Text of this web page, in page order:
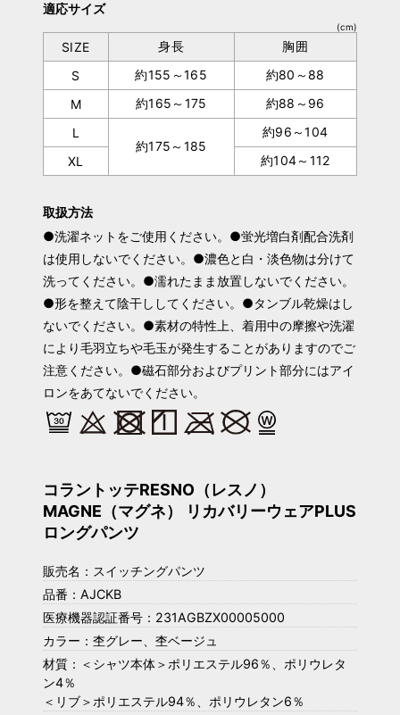
適応サイズ
(cm)
SIZE 身長
胸囲
S
約155～165
約80～88
M
約165～175
約88～96
L
約175～185
約96～104
XL
約104～112
取扱方法
●洗濯ネットをご使用ください。●蛍光増白剤配合洗剤
は使用しないでください。●濃色と白・淡色物は分けて
洗ってください。●濡れたまま放置しないでください。
●形を整えて陰干ししてください。●タンブル乾燥はし
ないでください。●素材の特性上、着用中の摩擦や洗濯
により毛羽立ちや毛玉が発生することがありますのでご
注意ください。●磁石部分およびプリント部分にはアイ
ロンをあてないでください。
コラントッテRESNO（レスノ）
MAGNE（マグネ） リカバリーウェアPLUS
ロングパンツ
販売名：スイッチングパンツ
品番：AJCKB
医療機器認証番号：231AGBZX00005000
カラー：杢グレー、杢ベージュ
材質：＜シャツ本体＞ポリエステル96％、ポリウレタ
ン4％
＜リブ＞ポリエステル94％、ポリウレタン6％